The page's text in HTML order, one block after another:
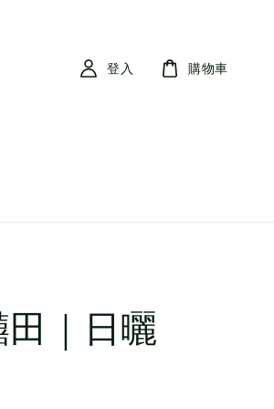
登入 購物車
｜日曬